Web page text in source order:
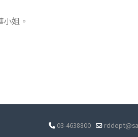
姐。
03-4638800